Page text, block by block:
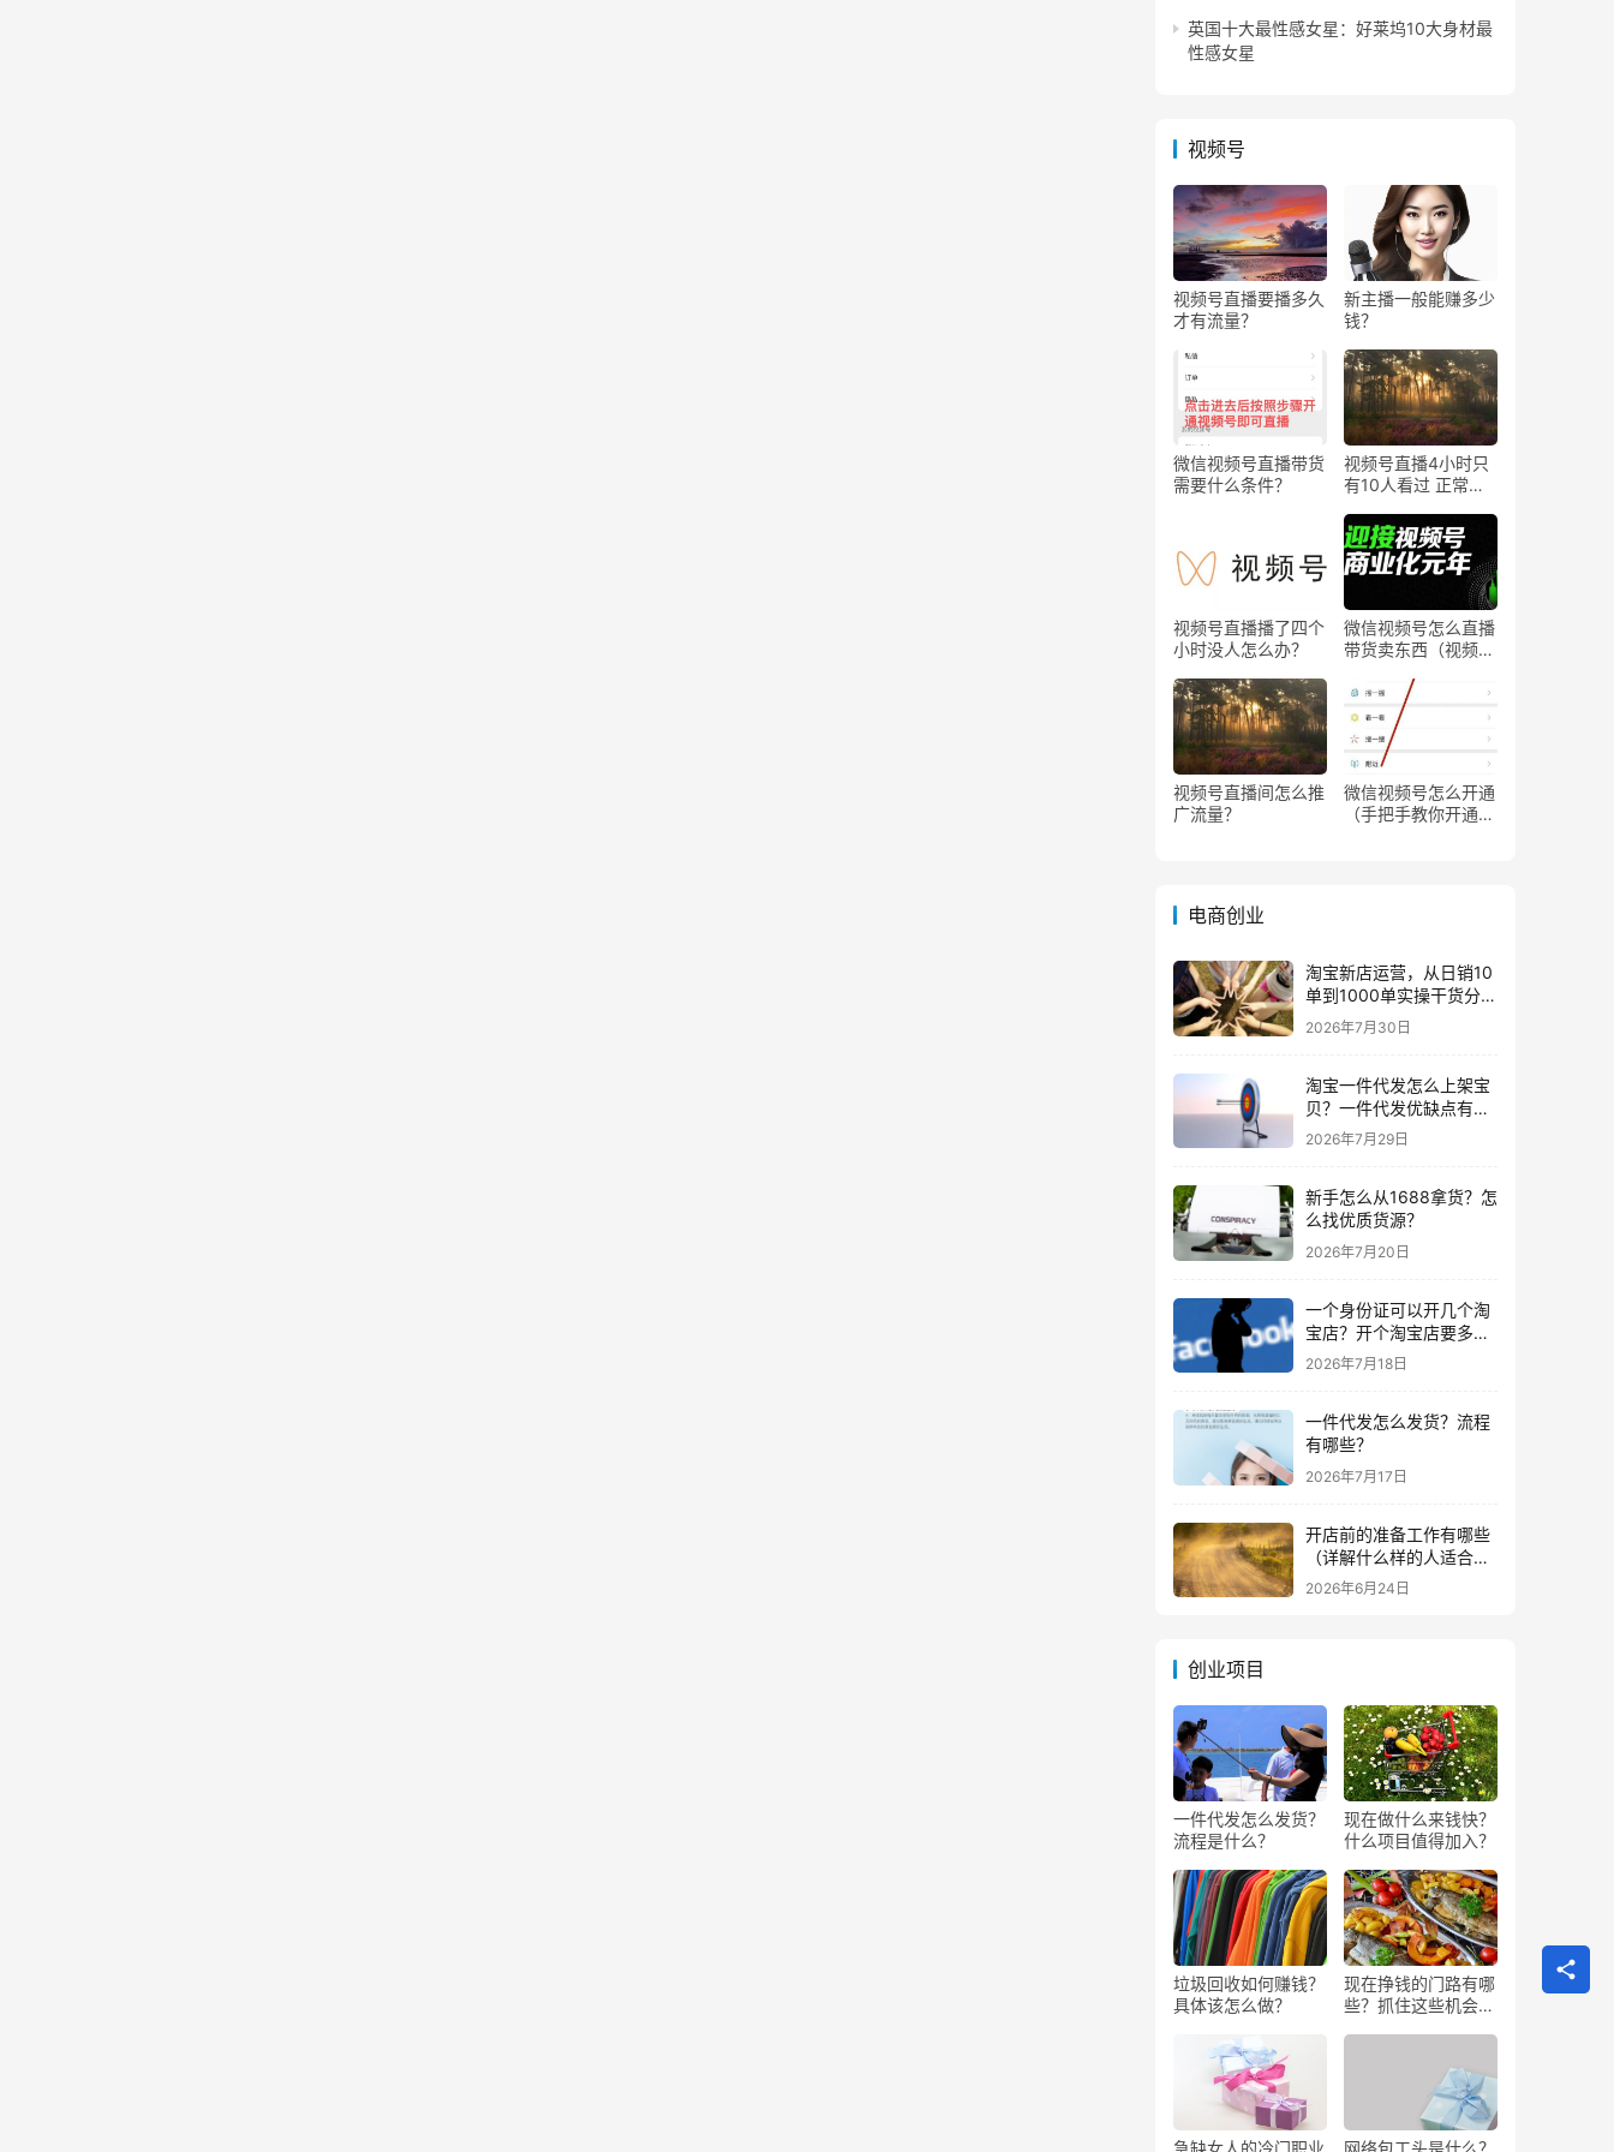
英国十大最性感女星：好莱坞10大身材最
性感女星
视频号
视频号直播要播多久
才有流量？
新主播一般能赚多少
钱？
微信视频号直播带货
需要什么条件？
视频号直播4小时只
有10人看过 正常
视频号直播播了四个
小时没人怎么办？
微信视频号怎么直播
带货卖东西（视频号
视频号直播间怎么推
广流量？
微信视频号怎么开通
（手把手教你开通微
电商创业
淘宝新店运营，从日销10
单到1000单实操干货分
享！
2026年7月30日
淘宝一件代发怎么上架宝
贝？一件代发优缺点有哪
些？
2026年7月29日
新手怎么从1688拿货？怎
么找优质货源？
2026年7月20日
一个身份证可以开几个淘
宝店？开个淘宝店要多少
钱？
2026年7月18日
一件代发怎么发货？流程
有哪些？
2026年7月17日
开店前的准备工作有哪些
（详解什么样的人适合做
生意）
2026年6月24日
创业项目
一件代发怎么发货？
流程是什么？
现在做什么来钱快？
什么项目值得加入？
垃圾回收如何赚钱？
具体该怎么做？
现在挣钱的门路有哪
些？抓住这些机会闷
急缺女人的冷门职业
网络包工头是什么？